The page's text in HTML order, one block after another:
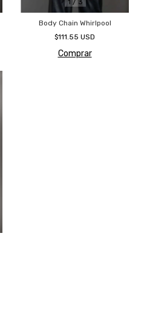
Body Chain Whirlpool
$111.55 USD
Comprar